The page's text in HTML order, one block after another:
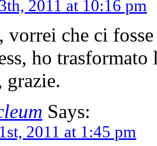
2011 at 10:16 pm
vorrei che ci
ho
grazie.
Says:
2011 at 1:45 pm